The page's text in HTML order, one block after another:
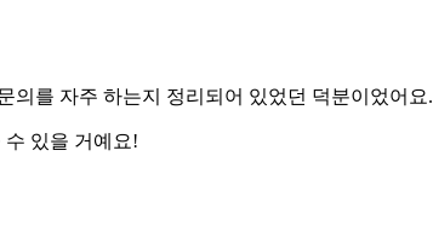
의를 자주 하는지 정리되어 있었던 덕분이었어요.
있을 거예요!